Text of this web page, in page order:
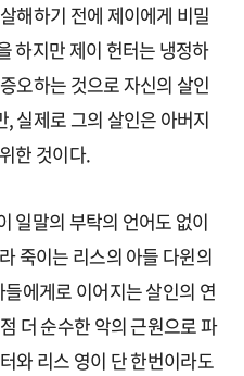
해하기 전에 제이에게 비밀
하지만 제이 헌터는 냉정하
오하는 것으로 자신의 살인
실제로 그의 살인은 아버지
한 것이다.
일말의 부탁의 언어도 없이
죽이는 리스의 아들 다윈의
에게로 이어지는 살인의 연
더 순수한 악의 근원으로 파
와 리스 영이 단 한번이라도